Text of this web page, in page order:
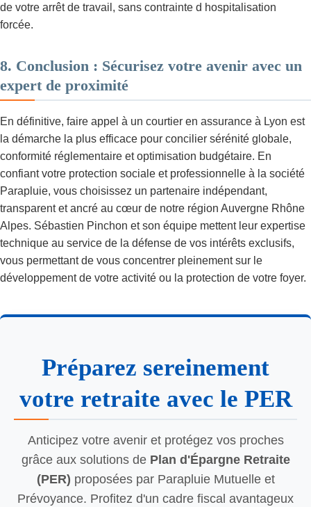
de votre arrêt de travail, sans contrainte d hospitalisation
forcée.
8. Conclusion : Sécurisez votre avenir avec un
expert de proximité
En définitive, faire appel à un courtier en assurance à Lyon est
la démarche la plus efficace pour concilier sérénité globale,
conformité réglementaire et optimisation budgétaire. En
confiant votre protection sociale et professionnelle à la société
Parapluie, vous choisissez un partenaire indépendant,
transparent et ancré au cœur de notre région Auvergne Rhône
Alpes. Sébastien Pinchon et son équipe mettent leur expertise
technique au service de la défense de vos intérêts exclusifs,
vous permettant de vous concentrer pleinement sur le
développement de votre activité ou la protection de votre foyer.
Préparez sereinement
votre retraite avec le PER
Anticipez votre avenir et protégez vos proches
grâce aux solutions de Plan d'Épargne Retraite
(PER) proposées par Parapluie Mutuelle et
Prévoyance. Profitez d'un cadre fiscal avantageux